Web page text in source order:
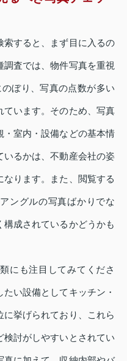
すると、まず目に入るの
査では、物件写真を重視
ぼり、写真の点数が多い
います。そのため、写真
・室内・設備などの基本情
るかは、不動産会社の姿
ります。また、閲覧する
ングルの写真ばかりでな
構成されているかどうかも
にも注目してみてくださ
い設備としてキッチン・
挙げられており、これら
討がしやすいとされてい